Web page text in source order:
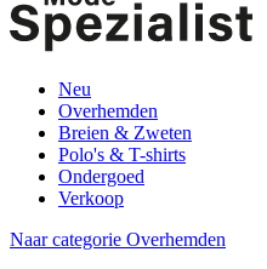
Neu
Overhemden
Breien & Zweten
Polo's & T-shirts
Ondergoed
Verkoop
Naar categorie Overhemden